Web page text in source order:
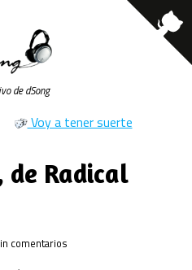
de dSong
Voy a tener suerte
de Radical
comentarios